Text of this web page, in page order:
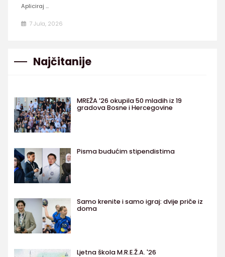
Apliciraj ...
7 Jula, 2026
Najčitanije
MREŽA ’26 okupila 50 mladih iz 19
gradova Bosne i Hercegovine
Pisma budućim stipendistima
Samo krenite i samo igraj: dvije priče iz
doma
Ljetna škola M.R.E.Ž.A. '26